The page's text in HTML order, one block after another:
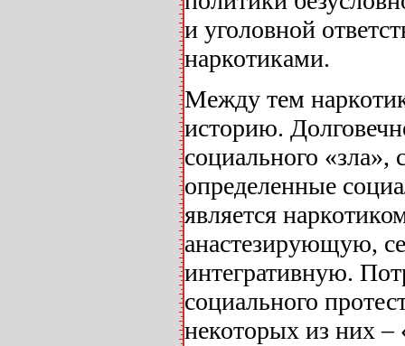
и уголовной
наркотиками.
Между тем
историю.
социального «зла»,
определенные
является
анастезирующую,
интегративную.
социального
некоторых из них –